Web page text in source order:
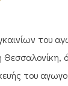
του
του